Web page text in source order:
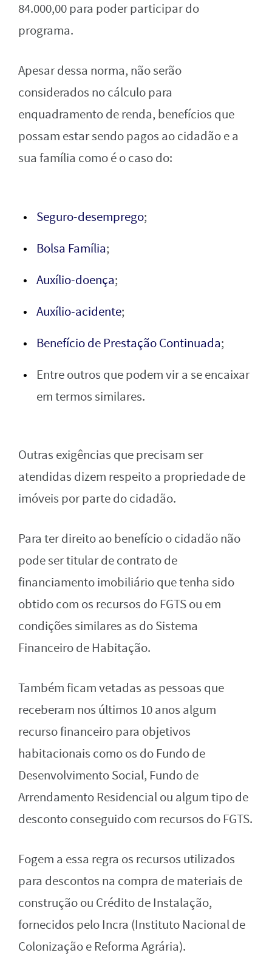
84.000,00 para poder participar do
programa.
Apesar dessa norma, não serão
considerados no cálculo para
enquadramento de renda, benefícios que
possam estar sendo pagos ao cidadão e a
sua família como é o caso do:
Seguro-desemprego;
Bolsa Família;
Auxílio-doença;
Auxílio-acidente;
Benefício de Prestação Continuada;
Entre outros que podem vir a se encaixar
em termos similares.
Outras exigências que precisam ser
atendidas dizem respeito a propriedade de
imóveis por parte do cidadão.
Para ter direito ao benefício o cidadão não
pode ser titular de contrato de
financiamento imobiliário que tenha sido
obtido com os recursos do FGTS ou em
condições similares as do Sistema
Financeiro de Habitação.
Também ficam vetadas as pessoas que
receberam nos últimos 10 anos algum
recurso financeiro para objetivos
habitacionais como os do Fundo de
Desenvolvimento Social, Fundo de
Arrendamento Residencial ou algum tipo de
desconto conseguido com recursos do FGTS.
Fogem a essa regra os recursos utilizados
para descontos na compra de materiais de
construção ou Crédito de Instalação,
fornecidos pelo Incra (Instituto Nacional de
Colonização e Reforma Agrária).